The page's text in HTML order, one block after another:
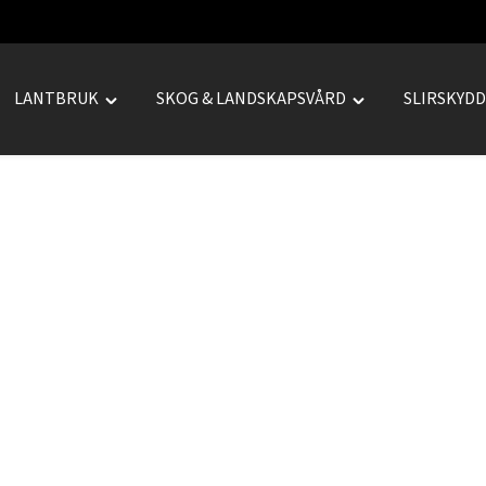
LANTBRUK
Toggle
SKOG & LANDSKAPSVÅRD
Toggle
SLIRSKYDD